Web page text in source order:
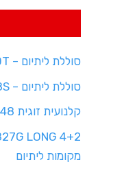
סוללת ליתיום – BV10570T
סוללת ליתיום – BV10538S
קלנועית זוגית 48 וולט | ג'ימי | מיני גולף – צורה חדשה
מקומות ליתיום